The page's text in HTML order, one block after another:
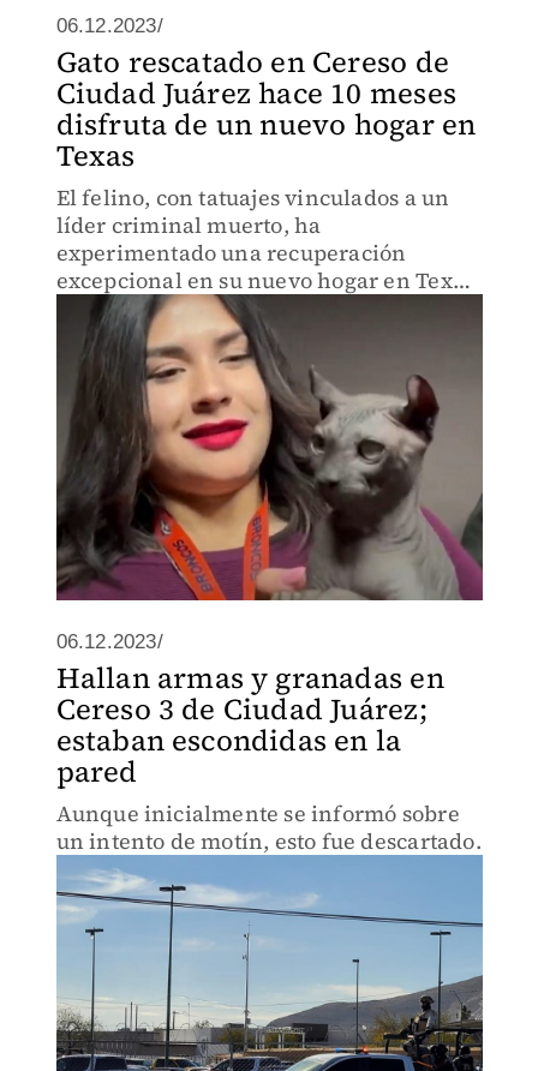
06.12.2023/
Gato rescatado en Cereso de
Ciudad Juárez hace 10 meses
disfruta de un nuevo hogar en
Texas
El felino, con tatuajes vinculados a un
líder criminal muerto, ha
experimentado una recuperación
excepcional en su nuevo hogar en Texas
bajo el cuidado de una familia.
06.12.2023/
Hallan armas y granadas en
Cereso 3 de Ciudad Juárez;
estaban escondidas en la
pared
Aunque inicialmente se informó sobre
un intento de motín, esto fue descartado.